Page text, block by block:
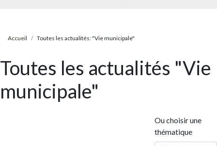
Accueil Toutes les actualités: "Vie municipale"
Toutes les actualités "Vie
municipale"
Ou choisir une
thématique